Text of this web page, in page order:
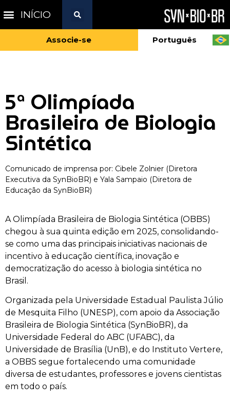
INÍCIO
Associe-se Português
5ª Olimpíada
Brasileira de Biologia
Sintética
Comunicado de imprensa por: Cibele Zolnier (Diretora
Executiva da SynBioBR) e Yala Sampaio (Diretora de
Educação da SynBioBR)
A Olimpíada Brasileira de Biologia Sintética (OBBS)
chegou à sua quinta edição em 2025, consolidando-
se como uma das principais iniciativas nacionais de
incentivo à educação científica, inovação e
democratização do acesso à biologia sintética no
Brasil.
Organizada pela Universidade Estadual Paulista Júlio
de Mesquita Filho (UNESP), com apoio da Associação
Brasileira de Biologia Sintética (SynBioBR), da
Universidade Federal do ABC (UFABC), da
Universidade de Brasília (UnB), e do Instituto Vertere,
a OBBS segue fortalecendo uma comunidade
diversa de estudantes, professores e jovens cientistas
em todo o país.